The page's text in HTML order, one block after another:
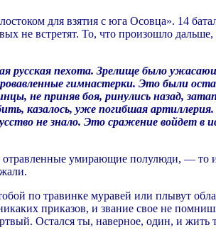
для взятия с юга Oсовца». 14
не встретят. То, что произошло
русская пехота. Зрелище было
гимнастерки. Это были
не приняв боя, ринулись назад,
казалось, уже погибшая артиллерия.
не знало. Это сражение войдет
отравленные умирающие полулюди, — то
по травинке муравей или плывут
приказов, и звание свое не
Остался ты, наверное, один, и жить